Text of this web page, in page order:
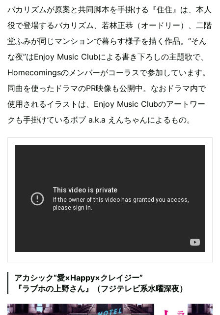
バカリズムが原案と共同脚本を手掛ける『住住』は、本人
役で登場するバカリズム、若林正恭（オードリー）、二階
堂ふみが同じマンションで暮らす様子を描く作品。“そん
な夜”はEnjoy Music Clubによる書き下ろしの主題歌で、
Homecomingsのメンバーがコーラスで参加しています。
同曲を使ったドラマのPR映像も公開中。なおドラマ内で
使用されるイラストは、Enjoy Music Clubのアートワー
クも手掛けているボブ a.k.a えんちゃんによるもの。
アカシック“愛×Happy×クレイジー”
『ラブホの上野さん』（フジテレビ系水曜深夜）